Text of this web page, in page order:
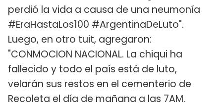
perdió la vida a causa de una neumonía
#EraHastaLos100 #ArgentinaDeLuto".
Luego, en otro tuit, agregaron:
"CONMOCION NACIONAL. La chiqui ha
fallecido y todo el país está de luto,
velarán sus restos en el cementerio de
Recoleta el día de mañana a las 7AM.